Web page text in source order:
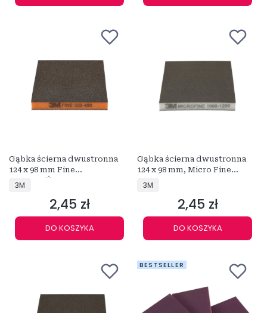
Gąbka ścierna dwustronna
124 x 98 mm Fine
POMARAŃCZOWA P320-P400
PRODUCENT
3M
Cena
2,45 zł
DO KOSZYKA
Gąbka ścierna dwustronna
124 x 98 mm, Micro Fine
PRODUCENT
3M
Cena
2,45 zł
DO KOSZYKA
BESTSELLER